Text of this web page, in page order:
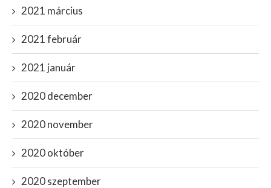
2021 március
2021 február
2021 január
2020 december
2020 november
2020 október
2020 szeptember